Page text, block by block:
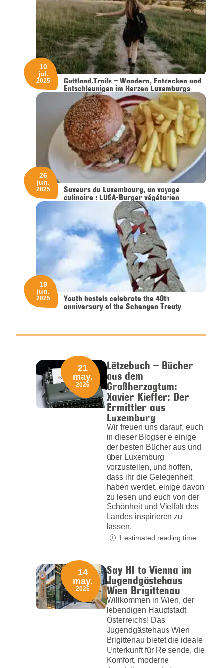
Guttland.Trails – Wandern, Entdecken und
Entschleunigen im Herzen Luxemburgs
10
jul.
2025
Saveurs du Luxembourg, un voyage
culinaire : LUGA-Burger végétarien
26
jun.
2025
Youth hostels celebrate the 40th
anniversary of the Schengen Treaty
19
jun.
2025
Lëtzebuch – Bücher
aus dem
Großherzogtum:
Xavier Kieffer: Der
Ermittler aus
Luxemburg
Wir freuen uns darauf, euch
in dieser Blogserie einige
der besten Bücher aus und
über Luxemburg
vorzustellen, und hoffen,
dass ihr die Gelegenheit
haben werdet, einige davon
zu lesen und euch von der
Schönheit und Vielfalt des
Landes inspirieren zu
lassen.
21
may.
2026
1 estimated reading time
Say HI to Vienna im
Jugendgästehaus
Wien Brigittenau
Willkommen in Wien, der
lebendigen Hauptstadt
Österreichs! Das
Jugendgästehaus Wien
Brigittenau bietet die ideale
Unterkunft für Reisende, die
Komfort, moderne
14
may.
2026